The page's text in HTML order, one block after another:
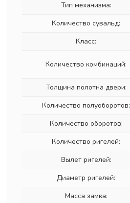
Тип механизма:
Количество сувальд:
Класс:
Количество комбинаций:
Толщина полотна двери:
Количество полуоборотов:
Количество оборотов:
Количество ригелей:
Вылет ригелей:
Диаметр ригелей:
Масса замка: